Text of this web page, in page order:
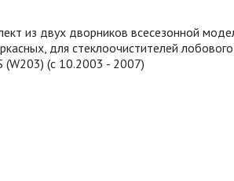
из двух дворников всесезонной
для стеклоочистителей
(W203) (с 10.2003 - 2007)